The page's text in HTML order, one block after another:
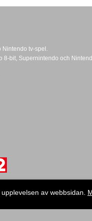
av webbsidan.
Nintendo tv-spel.
8-bit, Supernintendo och